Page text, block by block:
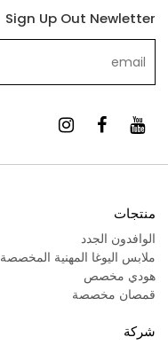
Sign Up Out Newletter
منتجات
الوافدون الجدد
ملابس اليوغا المهنية المخصصة
هودي مخصص
قمصان مخصصة
شركة